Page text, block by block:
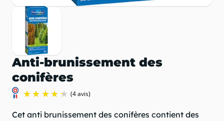
Anti-brunissement des
conifères
Cet anti brunissement des conifères contient des